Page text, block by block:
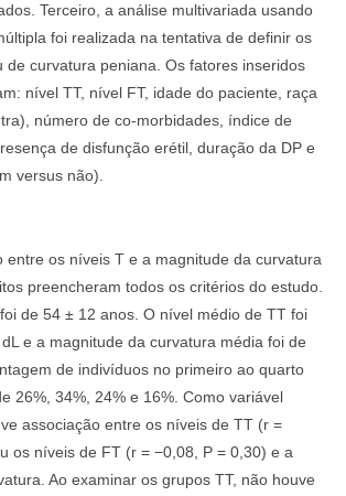
Terceiro, a análise multivariada usando
foi realizada na tentativa de definir os
de curvatura peniana. Os fatores inseridos
nível TT, nível FT, idade do paciente, raça
número de co-morbidades, índice de
de disfunção erétil, duração da DP e
versus não).
entre os níveis T e a magnitude da curvatura
preencheram todos os critérios do estudo.
de 54 ± 12 anos. O nível médio de TT foi
e a magnitude da curvatura média foi de
de indivíduos no primeiro ao quarto
26%, 34%, 24% e 16%. Como variável
associação entre os níveis de TT (r =
os níveis de FT (r = −0,08, P = 0,30) e a
Ao examinar os grupos TT, não houve